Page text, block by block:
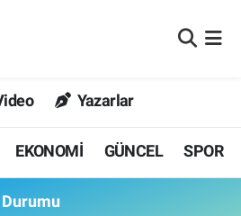
Yazarlar
EKONOMİ GÜNCEL SPOR
Vakitleri
Haritası